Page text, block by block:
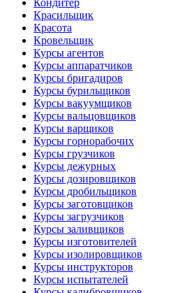
Кондитер
Красильщик
Красота
Кровельщик
Курсы агентов
Курсы аппаратчиков
Курсы бригадиров
Курсы бурильщиков
Курсы вакуумщиков
Курсы вальцовщиков
Курсы варщиков
Курсы горнорабочих
Курсы грузчиков
Курсы дежурных
Курсы дозировщиков
Курсы дробильщиков
Курсы заготовщиков
Курсы загрузчиков
Курсы заливщиков
Курсы изготовителей
Курсы изолировщиков
Курсы инструкторов
Курсы испытателей